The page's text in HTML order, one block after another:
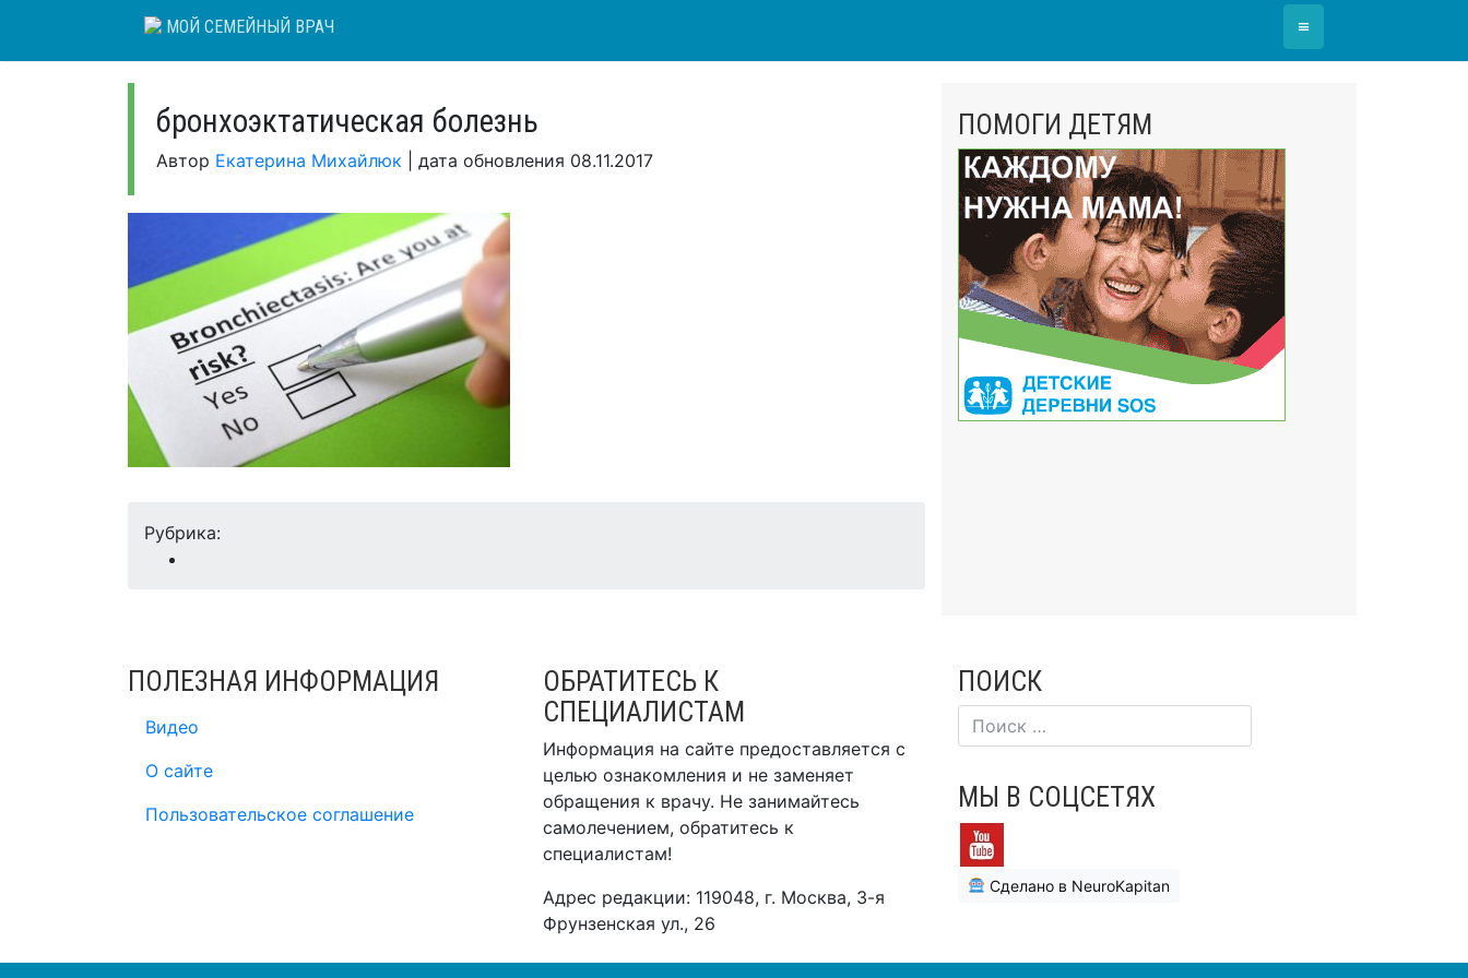
content
МОЙ СЕМЕЙНЫЙ ВРАЧ ≡
бронхоэктатическая болезнь
Автор Екатерина Михайлюк дата обновления 08.11.2017
Рубрика:
ПОМОГИ ДЕТЯМ
ПОЛЕЗНАЯ ИНФОРМАЦИЯ
Видео
О сайте
Пользовательское соглашение
ОБРАТИТЕСЬ К
СПЕЦИАЛИСТАМ
Информация на сайте предоставляется с
целью ознакомления и не заменяет
обращения к врачу. Не занимайтесь
самолечением, обратитесь к
специалистам!
Адрес редакции: 119048, г. Москва, 3-я
Фрунзенская ул., 26
ПОИСК
МЫ В СОЦСЕТЯХ
Сделано в NeuroKapitan